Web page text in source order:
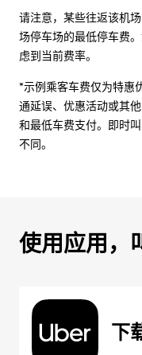
请注意，某些往返该机
场停车场的最低停车费
虑到当前费率。
*示例乘客车费仅为特惠
通延误、优惠活动或其
和最低车费支付。即时
不同。
使用应用，
下